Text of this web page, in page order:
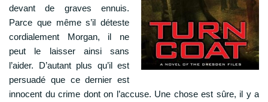
devant de graves ennuis.
Parce que même s’il déteste
cordialement Morgan, il ne
peut le laisser ainsi sans
l’aider. D’autant plus qu’il est
persuadé que ce dernier est
innocent du crime dont on l’accuse. Une chose est sûre, il y a